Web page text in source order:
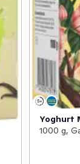
Yoghurt
1000 g,